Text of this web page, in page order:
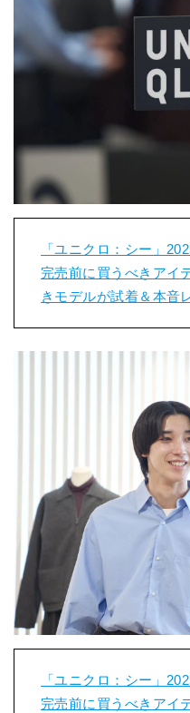
「ユニクロ：シー」
完売前に買うべきアイ
きモデルが試着＆本音
「ユニクロ：シー」
完売前に買うべきアイ